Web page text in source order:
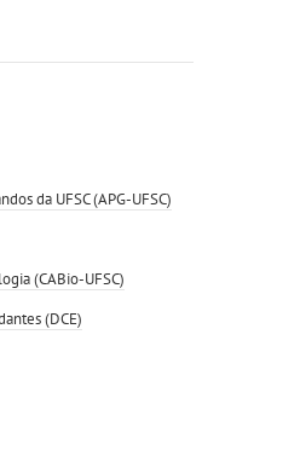
da UFSC (APG-UFSC)
(CABio-UFSC)
(DCE)